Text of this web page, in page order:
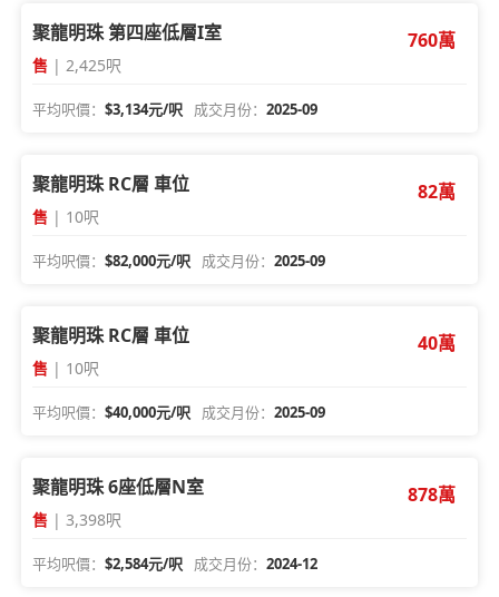
聚龍明珠 第四座低層I室
售 | 2,425呎
760萬
平均呎價：$3,134元/呎 成交月份：2025-09
聚龍明珠 RC層 車位
售 | 10呎
82萬
平均呎價：$82,000元/呎 成交月份：2025-09
聚龍明珠 RC層 車位
售 | 10呎
40萬
平均呎價：$40,000元/呎 成交月份：2025-09
聚龍明珠 6座低層N室
售 | 3,398呎
878萬
平均呎價：$2,584元/呎 成交月份：2024-12